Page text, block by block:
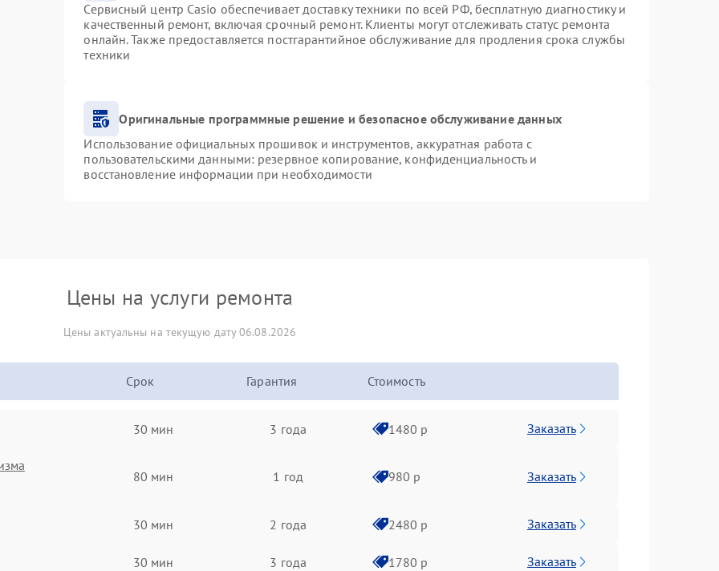
Сервисный центр Casio обеспечивает доставку техники по всей РФ, бесплатную диагностику и
качественный ремонт, включая срочный ремонт. Клиенты могут отслеживать статус ремонта
онлайн. Также предоставляется постгарантийное обслуживание для продления срока службы
техники
Оригинальные программные решение и безопасное обслуживание данных
Использование официальных прошивок и инструментов, аккуратная работа с
пользовательскими данными: резервное копирование, конфиденциальность и
восстановление информации при необходимости
Цены на услуги ремонта
Цены актуальны на текущую дату 06.08.2026
Срок Гарантия Стоимость
30 мин 3 года 1480 р Заказать
80 мин 1 год 980 р Заказать
30 мин 2 года 2480 р Заказать
30 мин 3 года 1780 р Заказать